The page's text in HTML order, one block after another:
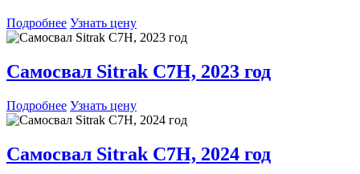
Подробнее Узнать цену
Самосвал Sitrak C7H, 2023 год
Подробнее Узнать цену
Самосвал Sitrak C7H, 2024 год